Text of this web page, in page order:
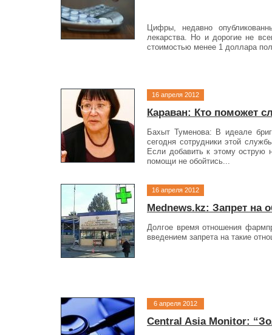
Цифры, недавно
лекарства. Но и дорогие не
стоимос­тью менее 1 доллара
16 апреля 2012
Караван: Кто поможет
Бахыт Туменова: В идеале
сегодня сотрудники этой
Если добавить к этому острую
помощи не обойтись...
16 апреля 2012
Mednews.kz: Запрет на
Долгое время отношения
введением запрета на такие
6 апреля 2012
Central Asia Monitor: